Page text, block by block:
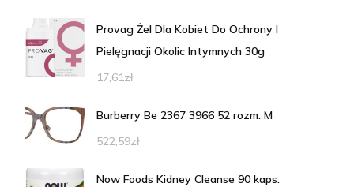
Provag Żel Dla Kobiet Do Ochrony I
Pielęgnacji Okolic Intymnych 30g
17,61zł
Burberry Be 2367 3966 52 rozm. M
522,59zł
Now Foods Kidney Cleanse 90 kaps.